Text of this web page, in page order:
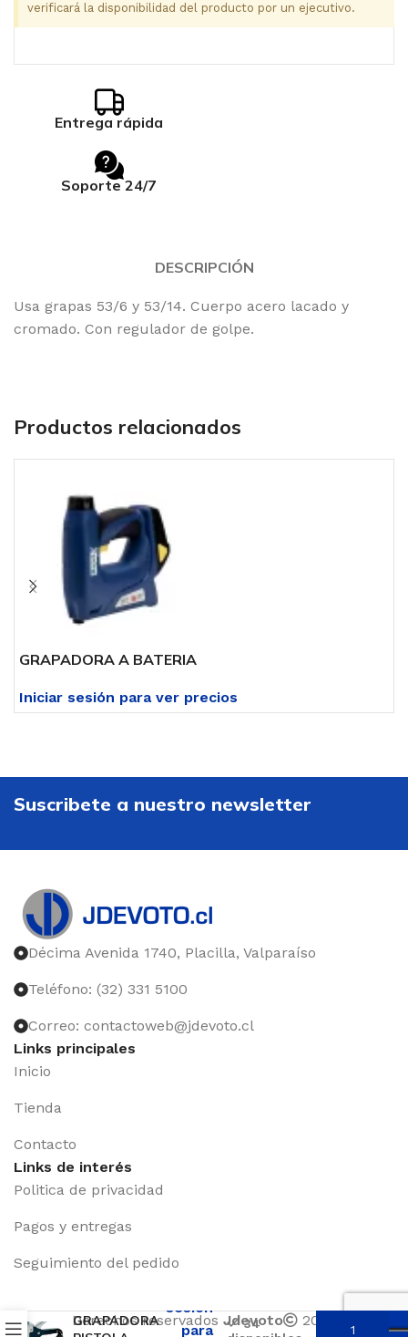
verificará la disponibilidad del producto por un ejecutivo.
Entrega rápida
Soporte 24/7
DESCRIPCIÓN
Usa grapas 53/6 y 53/14. Cuerpo acero lacado y
cromado. Con regulador de golpe.
Productos relacionados
GRAPADORA A BATERIA
Iniciar sesión para ver precios
Suscribete a nuestro newsletter
Décima Avenida 1740, Placilla, Valparaíso
Teléfono: (32) 331 5100
Correo: contactoweb@jdevoto.cl
Links principales
Inicio
Tienda
Contacto
Links de interés
Politica de privacidad
Pagos y entregas
Seguimiento del pedido
Derechos reservados Jdevoto 2024
GRAPADORA
sesión
para
34